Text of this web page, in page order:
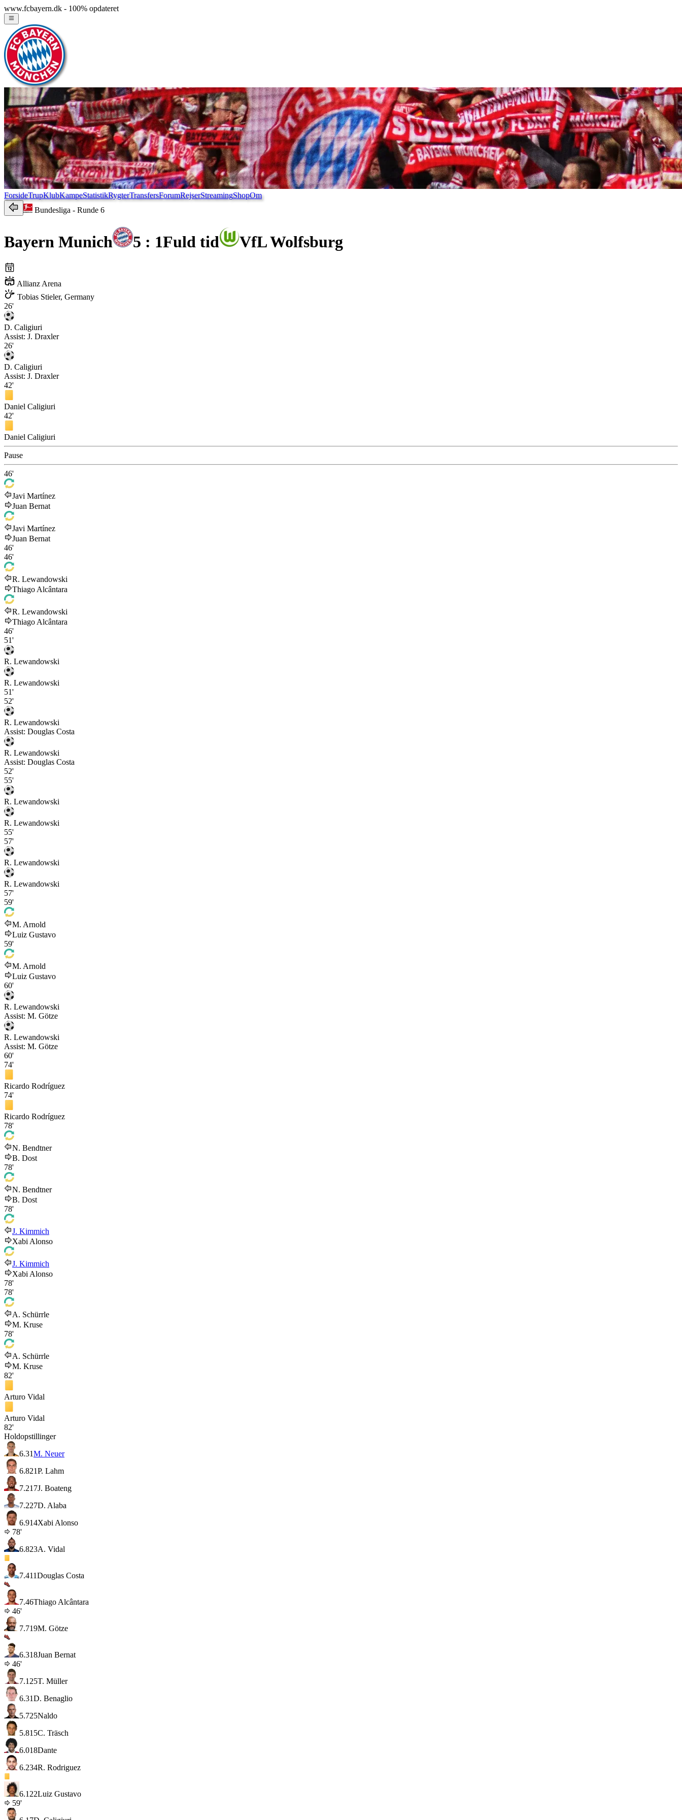
www.fcbayern.dk - 100% opdateret
ForsideTrupKlubKampeStatistikRygterTransfersForumRejserStreamingShopOm
Bundesliga - Runde 6
Bayern Munich 5 : 1Fuld tid VfL Wolfsburg
Allianz Arena
Tobias Stieler, Germany
26'
D. Caligiuri
Assist: J. Draxler
26'
D. Caligiuri
Assist: J. Draxler
42'
Daniel Caligiuri
42'
Daniel Caligiuri
Pause
46'
Javi Martínez
Juan Bernat
Javi Martínez
Juan Bernat
46'
46'
R. Lewandowski
Thiago Alcântara
R. Lewandowski
Thiago Alcântara
46'
51'
R. Lewandowski
R. Lewandowski
51'
52'
R. Lewandowski
Assist: Douglas Costa
R. Lewandowski
Assist: Douglas Costa
52'
55'
R. Lewandowski
R. Lewandowski
55'
57'
R. Lewandowski
R. Lewandowski
57'
59'
M. Arnold
Luiz Gustavo
59'
M. Arnold
Luiz Gustavo
60'
R. Lewandowski
Assist: M. Götze
R. Lewandowski
Assist: M. Götze
60'
74'
Ricardo Rodríguez
74'
Ricardo Rodríguez
78'
N. Bendtner
B. Dost
78'
N. Bendtner
B. Dost
78'
J. Kimmich
Xabi Alonso
J. Kimmich
Xabi Alonso
78'
78'
A. Schürrle
M. Kruse
78'
A. Schürrle
M. Kruse
82'
Arturo Vidal
Arturo Vidal
82'
Holdopstillinger
6.31M. Neuer
6.821P. Lahm
7.217J. Boateng
7.227D. Alaba
6.914Xabi Alonso
78'
6.823A. Vidal
7.411Douglas Costa
7.46Thiago Alcântara
46'
7.719M. Götze
6.318Juan Bernat
46'
7.1 25T. Müller
6.31D. Benaglio
5.725Naldo
5.815C. Träsch
6.018Dante
6.234R. Rodriguez
6.1 22Luiz Gustavo
59'